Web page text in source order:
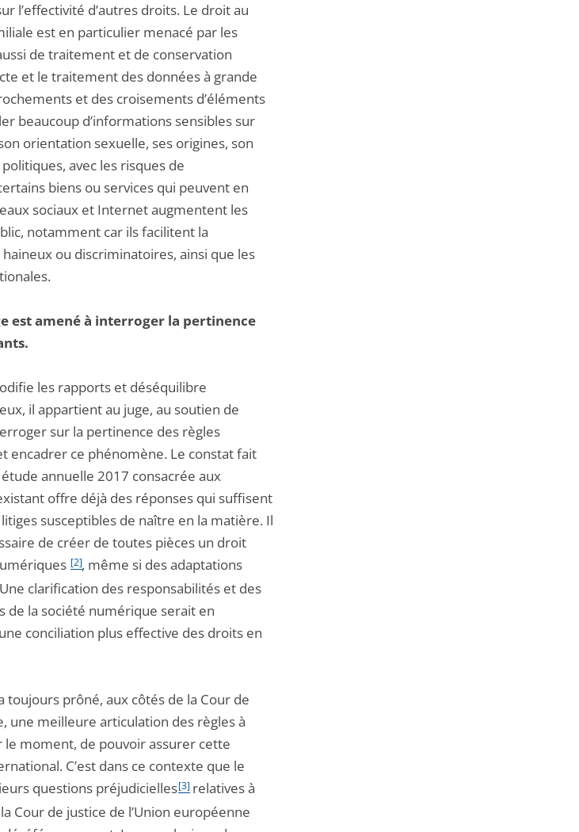
l’effectivité d’autres droits. Le droit au
est en particulier menacé par les
de traitement et de conservation
et le traitement des données à grande
et des croisements d’éléments
beaucoup d’informations sensibles sur
orientation sexuelle, ses origines, son
avec les risques de
biens ou services qui peuvent en
sociaux et Internet augmentent les
notamment car ils facilitent la
ou discriminatoires, ainsi que les
est amené à interroger la pertinence
les rapports et déséquilibre
il appartient au juge, au soutien de
sur la pertinence des règles
encadrer ce phénomène. Le constat fait
étude annuelle 2017 consacrée aux
offre déjà des réponses qui suffisent
susceptibles de naître en la matière. Il
de créer de toutes pièces un droit
[2], même si des adaptations
clarification des responsabilités et des
de la société numérique serait en
conciliation plus effective des droits en
toujours prôné, aux côtés de la Cour de
une meilleure articulation des règles à
le moment, de pouvoir assurer cette
C’est dans ce contexte que le
questions préjudicielles[3]relatives à
Cour de justice de l’Union européenne